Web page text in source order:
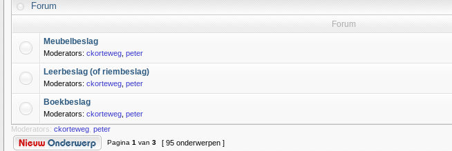
Forum
Forum
Meubelbeslag
Moderators: ckorteweg peter
Leerbeslag (of riembeslag)
Moderators: ckorteweg peter
Boekbeslag
Moderators: ckorteweg peter
Moderators: ckorteweg peter
Pagina 1 van 3 [ 95 onderwerpen ]